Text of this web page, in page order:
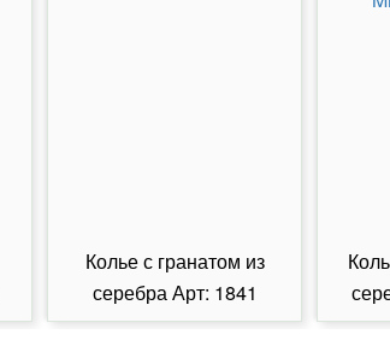
Колье с гранатом из
серебра Арт: 1841